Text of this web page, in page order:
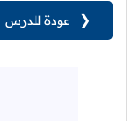
❮ عودة للدرس